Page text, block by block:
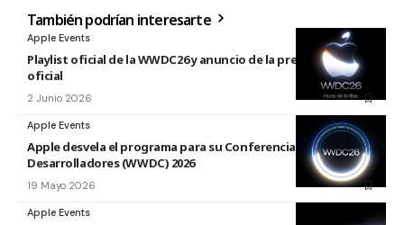
También podrían interesarte
Apple Events
Playlist oficial de la WWDC26 y anuncio de la presentación
oficial
2 Junio 2026
Apple Events
Apple desvela el programa para su Conferencia Mundial de
Desarrolladores (WWDC) 2026
19 Mayo 2026
Apple Events